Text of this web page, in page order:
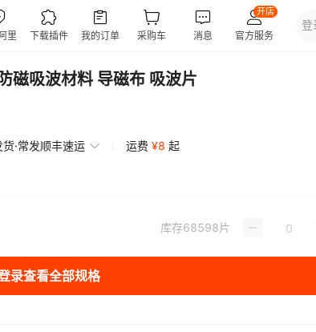
磁吸波材料 导磁布 吸波片
·常发顺丰速运 运费 ¥8 起
库存68598片
录查看全部规格